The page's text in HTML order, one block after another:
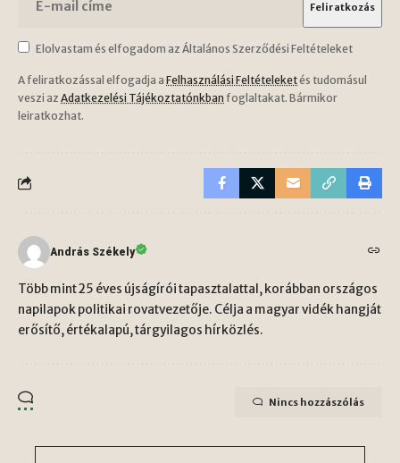
Elolvastam és elfogadom az Általános Szerződési Feltételeket
A feliratkozással elfogadja a Felhasználási Feltételeketés tudomásul
veszi az Adatkezelési Tájékoztatónkban foglaltakat. Bármikor
leiratkozhat.
András Székely
Több mint 25 éves újságírói tapasztalattal, korábban országos
napilapok politikai rovatvezetője. Célja a magyar vidék hangját
erősítő, értékalapú, tárgyilagos hírközlés.
Nincs hozzászólás